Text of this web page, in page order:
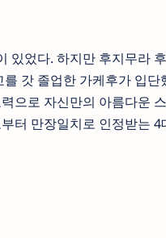
었다. 하지만 후지무라
갓 졸업한 가케후가 입단
으로 자신만의 아름다운
터 만장일치로 인정받는